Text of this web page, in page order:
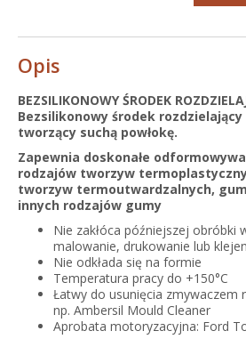
Opis
BEZSILIKONOWY ŚRODEK
Bezsilikonowy środek
tworzący suchą powłokę.
Zapewnia doskonałe
rodzajów tworzyw
tworzyw termoutwardzalnych,
innych rodzajów gumy
Nie zakłóca późniejszej obróbki
malowanie, drukowanie lub
Nie odkłada się na formie
Temperatura pracy do +150°C
Łatwy do usunięcia zmywaczem
np. Ambersil Mould Cleaner
Aprobata motoryzacyjna: Ford